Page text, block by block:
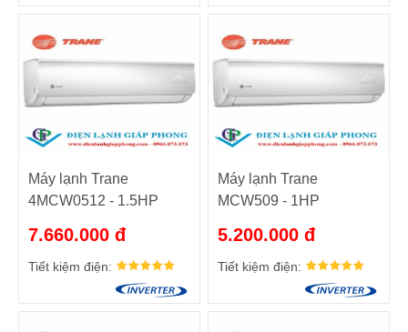
Máy lạnh Trane
4MCW0512 - 1.5HP
7.660.000 đ
Tiết kiệm điện:
Máy lạnh Trane
MCW509 - 1HP
5.200.000 đ
Tiết kiệm điện: